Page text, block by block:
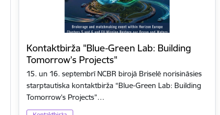
Kontaktbirža "Blue-Green Lab: Building
Tomorrow’s Projects"
15. un 16. septembrī NCBR birojā Briselē norisināsies
starptautiska kontaktbirža “Blue-Green Lab: Building
Tomorrow’s Projects”…